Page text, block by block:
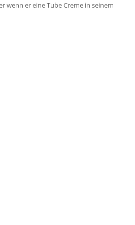
wenn er eine Tube Creme in seinem